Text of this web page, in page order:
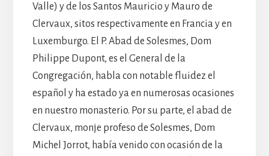
Valle) y de los Santos Mauricio y Mauro de
Clervaux, sitos respectivamente en Francia y en
Luxemburgo. El P. Abad de Solesmes, Dom
Philippe Dupont, es el General de la
Congregación, habla con notable fluidez el
español y ha estado ya en numerosas ocasiones
en nuestro monasterio. Por su parte, el abad de
Clervaux, monje profeso de Solesmes, Dom
Michel Jorrot, había venido con ocasión de la